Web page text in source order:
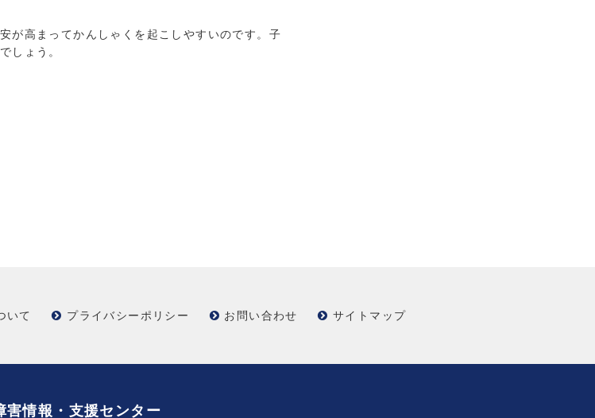
が高まってかんしゃくを起こしやすいのです。子
しょう。
いて プライバシーポリシー お問い合わせ サイトマップ
害情報・支援センター